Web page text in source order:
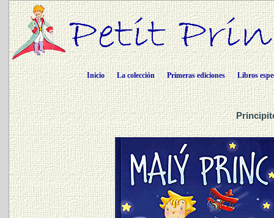
Inicio La colección Primeras ediciones Libros